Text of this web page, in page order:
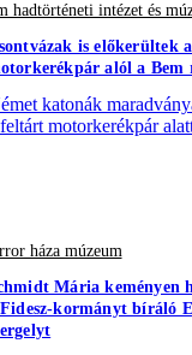
hadtörténeti intézet és
is előkerültek
alól a
katonák
motorkerékpár
háza múzeum
Mária keményen
kormányt bíráló